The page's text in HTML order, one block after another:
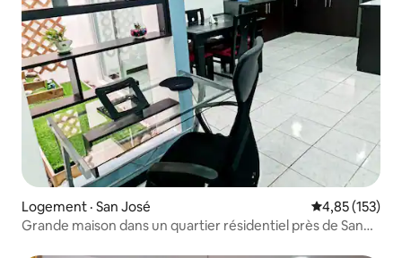
Logement · San José Note
4,85 (153)
Grande maison dans un quartier résidentiel près de San